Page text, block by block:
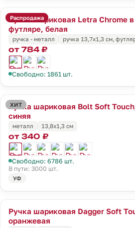
Распродажа
Ручка шариковая Letra Chrome в
футляре, белая
ручка - металл ручка 13,7х1,3 см,
от 784 ₽
Свободно: 1861 шт.
ХИТ
Ручка шариковая Bolt Soft
синяя
металл 13,8х1,3 см
от 340 ₽
Свободно: 6786 шт.
В пути: 3000 шт.
УФ
Ручка шариковая Dagger Soft
оранжевая